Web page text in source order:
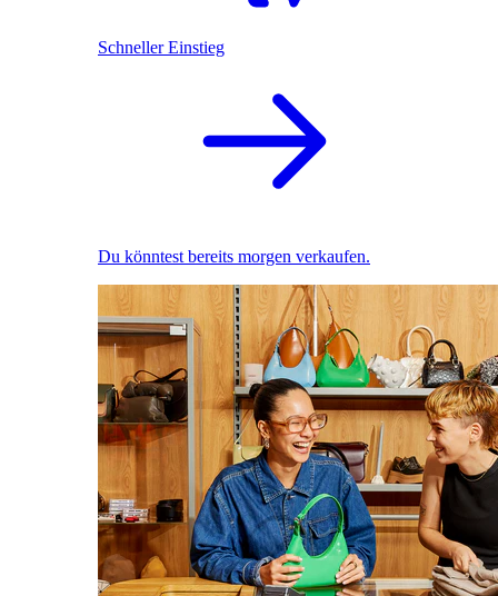
Schneller Einstieg
Du könntest bereits morgen verkaufen.